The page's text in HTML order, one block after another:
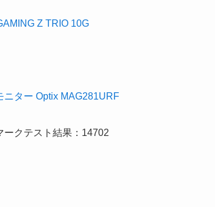
Z TRIO 10G
ニター Optix MAG281URF
クテスト結果：14702